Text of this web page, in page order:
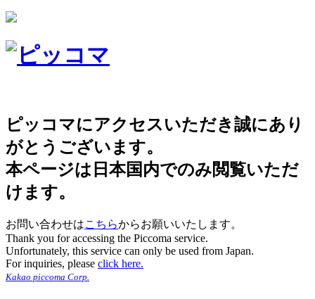
ピッコマにアクセスいただき誠にあり
がとうございます。
本ページは日本国内でのみ閲覧いただ
けます。
お問い合わせはこちらからお願いいたします。
Thank you for accessing the Piccoma service.
Unfortunately, this service can only be used from Japan.
For inquiries, please click here.
Kakao piccoma Corp.